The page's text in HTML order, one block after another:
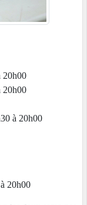
20h00
20h00
à 20h00
20h00